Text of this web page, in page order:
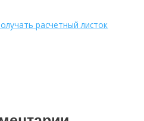
расчетный листок